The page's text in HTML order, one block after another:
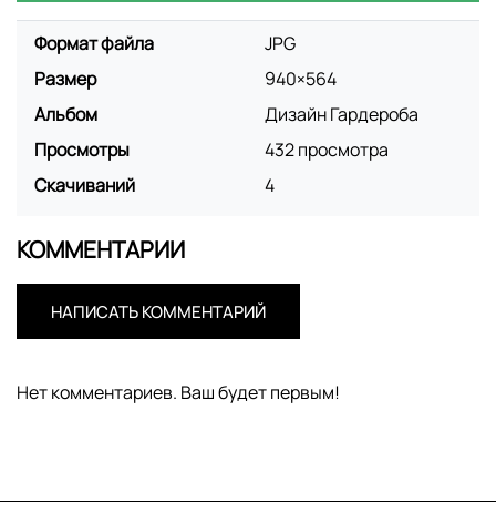
Формат файла
JPG
Размер
940×564
Альбом
Дизайн Гардероба
Просмотры
432 просмотра
Скачиваний
4
КОММЕНТАРИИ
НАПИСАТЬ КОММЕНТАРИЙ
Нет комментариев. Ваш будет первым!